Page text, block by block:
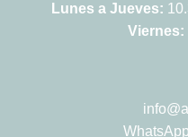
Lunes a Jueves:
Viernes: